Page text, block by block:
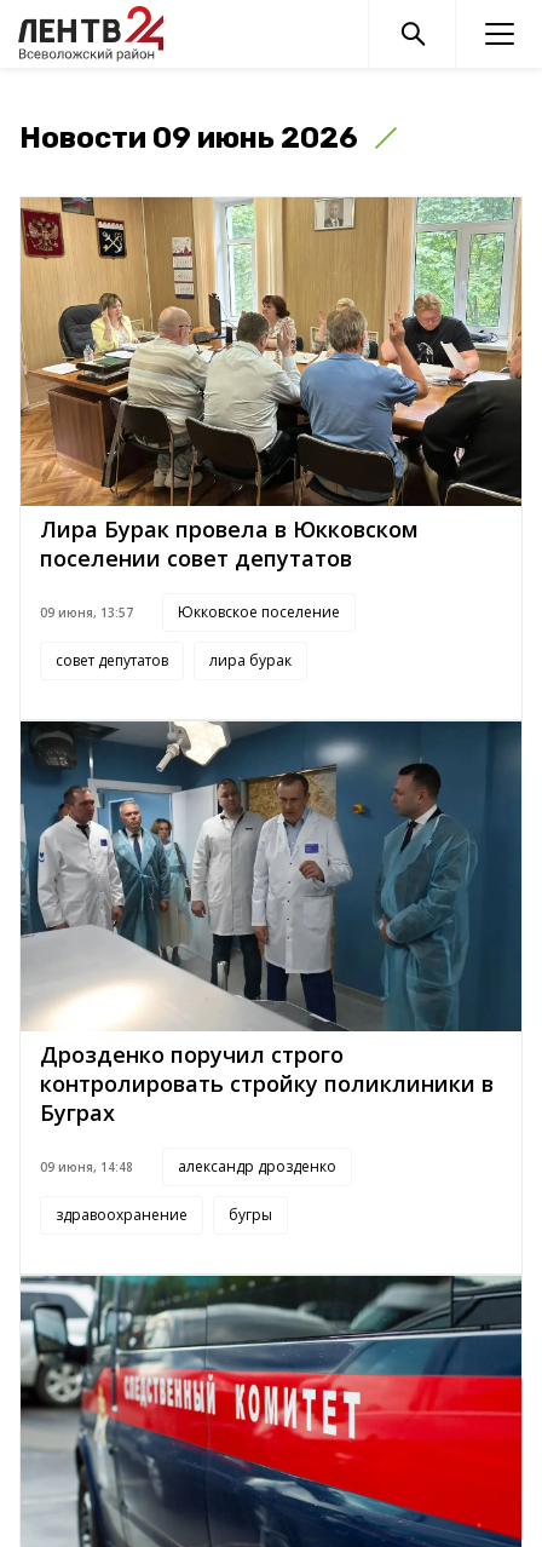
Новости 09 июнь 2026
Лира Бурак провела в Юкковском
поселении совет депутатов
09 июня, 13:57 Юкковское поселение
совет депутатов лира бурак
Дрозденко поручил строго
контролировать стройку поликлиники в
Буграх
09 июня, 14:48 александр дрозденко
здравоохранение бугры